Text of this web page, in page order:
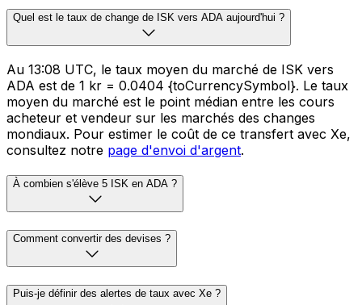
Quel est le taux de change de ISK vers ADA aujourd'hui ?
Au 13:08 UTC, le taux moyen du marché de ISK vers
ADA est de 1 kr = 0.0404 {toCurrencySymbol}. Le taux
moyen du marché est le point médian entre les cours
acheteur et vendeur sur les marchés des changes
mondiaux. Pour estimer le coût de ce transfert avec Xe,
consultez notre page d'envoi d'argent.
À combien s'élève 5 ISK en ADA ?
Comment convertir des devises ?
Puis-je définir des alertes de taux avec Xe ?